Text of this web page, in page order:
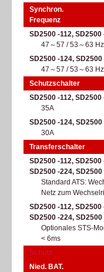
Synchron.
Frequenz
SD2500 -112,
47～57 / 53～63 Hz
SD2500 -124,
47～57 / 53～63 Hz
Schutzschalter
SD2500 -112,
35A
SD2500 -124,
30A
Transferschalter
SD2500 -112,
SD2500 -224, SD2500
Standard ATS:
Netz zum
SD2500 -112,
SD2500 -224, SD2500
Optionales STS-
< 6ms
Schutz
Nied. BAT.